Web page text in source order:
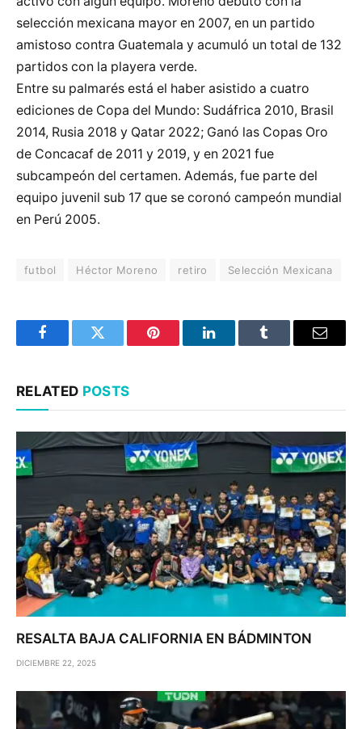
selección mexicana mayor en 2007, en un partido
amistoso contra Guatemala y acumuló un total de 132
partidos con la playera verde.
Entre su palmarés está el haber asistido a cuatro
ediciones de Copa del Mundo: Sudáfrica 2010, Brasil
2014, Rusia 2018 y Qatar 2022; Ganó las Copas Oro
de Concacaf de 2011 y 2019, y en 2021 fue
subcampeón del certamen. Además, fue parte del
equipo juvenil sub 17 que se coronó campeón mundial
en Perú 2005.
futbol Héctor Moreno retiro Selección Mexicana
FacebookTwitter Pinterest LinkedInTumblr Email
RELATED POSTS
RESALTA BAJA CALIFORNIA EN BÁDMINTON
DICIEMBRE 22, 2025